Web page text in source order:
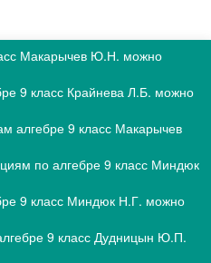
Макарычев Ю.Н. можно
9 класс Крайнева Л.Б. можно
алгебре 9 класс Макарычев
по алгебре 9 класс Миндюк
9 класс Миндюк Н.Г. можно
9 класс Дудницын Ю.П.